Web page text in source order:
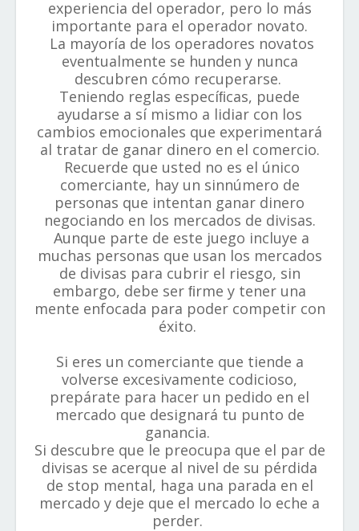
experiencia del operador, pero lo más
importante para el operador novato.
La mayoría de los operadores novatos
eventualmente se hunden y nunca
descubren cómo recuperarse.
Teniendo reglas especíﬁcas, puede
ayudarse a sí mismo a lidiar con los
cambios emocionales que experimentará
al tratar de ganar dinero en el comercio.
Recuerde que usted no es el único
comerciante, hay un sinnúmero de
personas que intentan ganar dinero
negociando en los mercados de divisas.
Aunque parte de este juego incluye a
muchas personas que usan los mercados
de divisas para cubrir el riesgo, sin
embargo, debe ser ﬁrme y tener una
mente enfocada para poder competir con
éxito.
Si eres un comerciante que tiende a
volverse excesivamente codicioso,
prepárate para hacer un pedido en el
mercado que designará tu punto de
ganancia.
Si descubre que le preocupa que el par de
divisas se acerque al nivel de su pérdida
de stop mental, haga una parada en el
mercado y deje que el mercado lo eche a
perder.